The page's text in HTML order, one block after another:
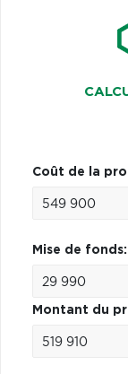
Coût de la
Mise de fonds:
Montant du